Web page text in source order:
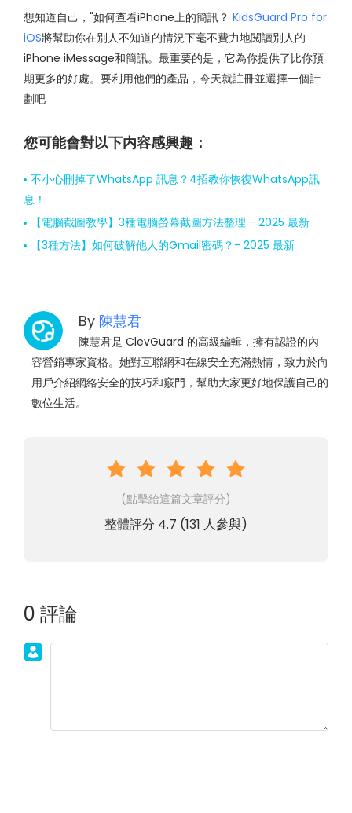
想知道自己，"如何查看iPhone上的簡訊？ KidsGuard Pro for
iOS將幫助你在別人不知道的情況下毫不費力地閱讀別人的
iPhone iMessage和簡訊。最重要的是，它為你提供了比你預
期更多的好處。要利用他們的產品，今天就註冊並選擇一個計
劃吧
您可能會對以下内容感興趣：
不小心刪掉了WhatsApp 訊息？4招教你恢復WhatsApp訊
息！
【電腦截圖教學】3種電腦螢幕截圖方法整理 - 2025 最新
【3種方法】如何破解他人的Gmail密碼？- 2025 最新
By 陳慧君
陳慧君是 ClevGuard 的高級編輯，擁有認證的內
容營銷專家資格。她對互聯網和在線安全充滿熱情，致力於向
用戶介紹網絡安全的技巧和竅門，幫助大家更好地保護自己的
數位生活。
(點擊給這篇文章評分)
整體評分 4.7 (131 人參與)
0 評論